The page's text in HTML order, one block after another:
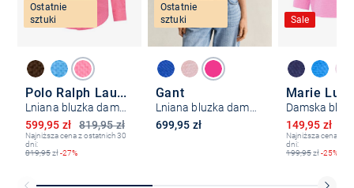
Ostatnie
sztuki
Polo Ralph Lauren
Lniana bluzka damska
819,95 zł
Obniżona cena
599,95 zł
Najniższa cena z ostatnich 30
dni:
819,95zł-27%
Ostatnie
sztuki
Gant
699,95 zł
Sale
Marie
Obniżona
149,95 zł
Najniższa cena z
dni:
199,95zł-25%